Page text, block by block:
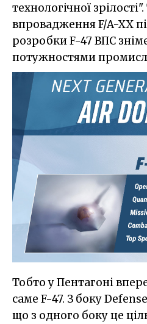
технологічної
впровадження F/A-XX
розробки F-47 ВПС
потужностями
Тобто у Пентагоні
саме F-47. З боку
що з одного боку це